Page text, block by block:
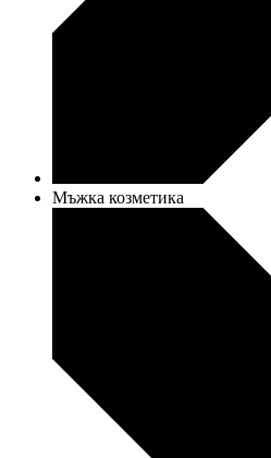
Мъжка козметика